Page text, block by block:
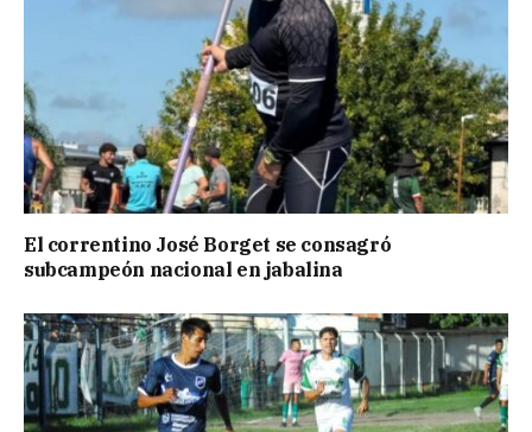
El correntino José Borget se consagró
subcampeón nacional en jabalina